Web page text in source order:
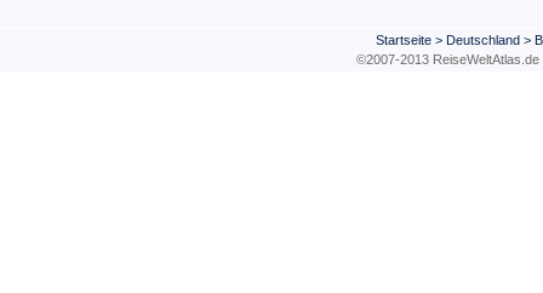
Startseite> Deutschland>
©2007-2013